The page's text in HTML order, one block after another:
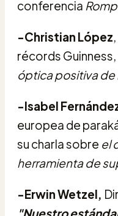
conferencia
-Christian López
récords
óptica positiva de
-Isabel
europea de
su charla sobre el
herramienta de
-Erwin Wetzel,
"Nuestro